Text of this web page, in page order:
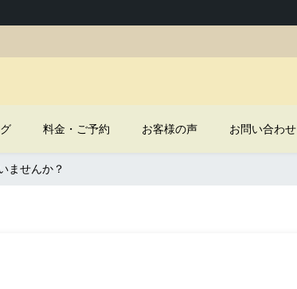
料金・ご予約 お客様の声 お問い合わせ
ませんか？